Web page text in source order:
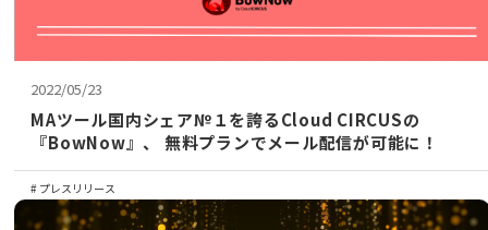
2022/05/23
MAツール国内シェア№１を誇るCloud CIRCUSの
『BowNow』、 無料プランでメール配信が可能に！
プレスリリース